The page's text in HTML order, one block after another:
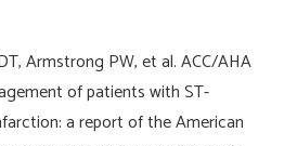
Armstrong PW, et al. ACC/AHA
of patients with ST-
a report of the American